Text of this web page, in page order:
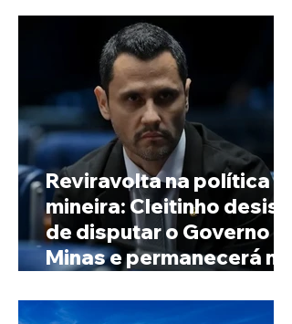
Reviravolta na política
mineira: Cleitinho desiste
de disputar o Governo de
Minas e permanecerá no